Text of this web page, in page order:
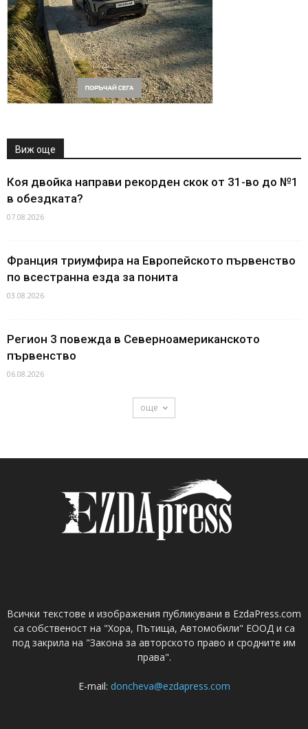
Виж още
Коя двойка направи рекорден скок от 31-во до №1
в обездката?
07.08.2026
Франция триумфира на Европейското първенство
по всестранна езда за понита
03.08.2026
Регион 3 повежда в Северноамериканското
първенство
06.08.2026
още
Всички текстове и изображения публикувани в EzdaPress.com
са собственост на "Хора, Пътища, Автомобили" ЕООД и са
под закрила на "Закона за авторското право и сродните им
права".
E-mail: doncheva@ezdapress.com